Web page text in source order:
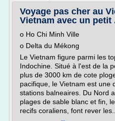
Voyage pas cher au
Vietnam avec un petit
o Ho Chi Minh Ville
o Delta du Mékong
Le Vietnam figure parmi les
Indochine. Situé à l'est de la
plus de 3000 km de cote
pacifique, le Vietnam est une
stations balneaires. Du Nord
plages de sable blanc et fin,
recifs coraliens, font rever les...